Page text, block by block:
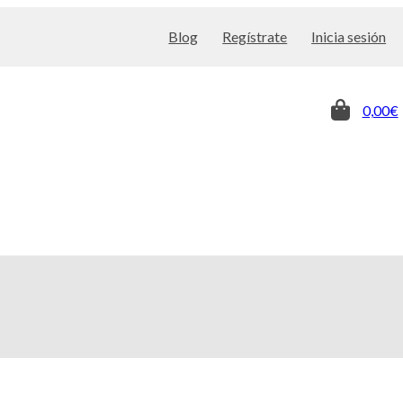
Blog Regístrate Inicia sesión
0,00€